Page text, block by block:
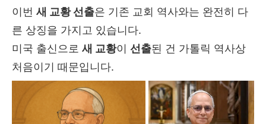
이번 새 교황 선출은 기존 교회 역사와는 완전히 다
른 상징을 가지고 있습니다.
미국 출신으로 새 교황이 선출된 건 가톨릭 역사상
처음이기 때문입니다.